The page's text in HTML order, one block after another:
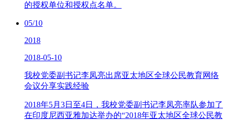
的授权单位和授权点名单。
05/10
2018
2018-05-10
我校党委副书记李凤亮出席亚太地区全球公民教育网络
会议分享实践经验
2018年5月3日至4日，我校党委副书记李凤亮率队参加了
在印度尼西亚雅加达举办的“2018年亚太地区全球公民教